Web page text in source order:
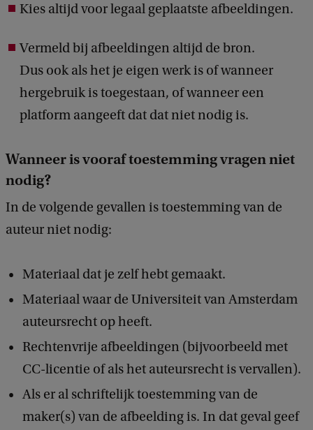
Kies altijd voor legaal geplaatste afbeeldingen.
Vermeld bij afbeeldingen altijd de bron.
Dus ook als het je eigen werk is of wanneer
hergebruik is toegestaan, of wanneer een
platform aangeeft dat dat niet nodig is.
Wanneer is vooraf toestemming vragen niet
nodig?
In de volgende gevallen is toestemming van de
auteur niet nodig:
Materiaal dat je zelf hebt gemaakt.
Materiaal waar de Universiteit van Amsterdam
auteursrecht op heeft.
Rechtenvrije afbeeldingen (bijvoorbeeld met
CC-licentie of als het auteursrecht is vervallen).
Als er al schriftelijk toestemming van de
maker(s) van de afbeelding is. In dat geval geef